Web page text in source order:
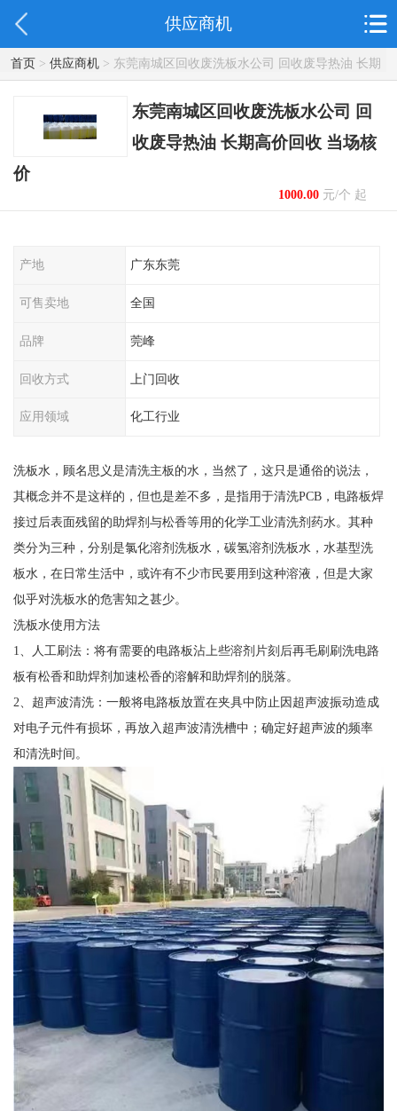
供应商机
首页> 供应商机> 东莞南城区回收废洗板水公司 回收废导热油 长期
高价回收 当场核价
东莞南城区回收废洗板水公司 回
收废导热油 长期高价回收 当场核
价
1000.00元/个 起
产地 广东东莞
可售卖地 全国
品牌 莞峰
回收方式 上门回收
应用领域 化工行业
洗板水，顾名思义是清洗主板的水，当然了，这只是通俗的说法，
其概念并不是这样的，但也是差不多，是指用于清洗PCB，电路板焊
接过后表面残留的助焊剂与松香等用的化学工业清洗剂药水。其种
类分为三种，分别是氯化溶剂洗板水，碳氢溶剂洗板水，水基型洗
板水，在日常生活中，或许有不少市民要用到这种溶液，但是大家
似乎对洗板水的危害知之甚少。
洗板水使用方法
1、人工刷法：将有需要的电路板沾上些溶剂片刻后再毛刷刷洗电路
板有松香和助焊剂加速松香的溶解和助焊剂的脱落。
2、超声波清洗：一般将电路板放置在夹具中防止因超声波振动造成
对电子元件有损坏，再放入超声波清洗槽中；确定好超声波的频率
和清洗时间。